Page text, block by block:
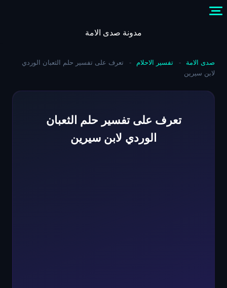
content
مدونة صدى الامة
صدى الامة - تفسير الاحلام -
تعرف على تفسير حلم الثعبان الوردي
لابن سيرين
تعرف على تفسير حلم الثعبان
الوردي لابن سيرين